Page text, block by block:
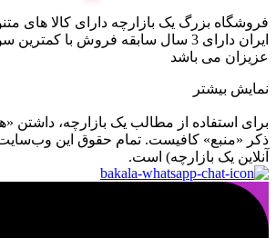
فروشگاه بزرگ یک بازارچه دارای کالا های
ایران دارای 3 سال سابقه فروش با
عزیزان می باشد
نمایش بیشتر
برای استفاده از مطالب یک بازارچه، داشتن
ذکر «منبع» کافیست. تمام حقوق اين
آنلاین یک بازارچه) است.